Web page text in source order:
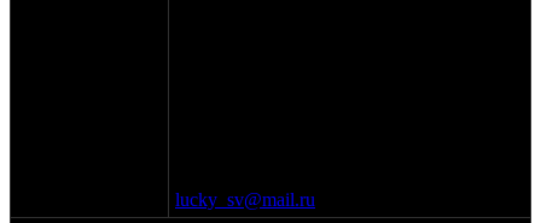
lucky_sv@mail.ru